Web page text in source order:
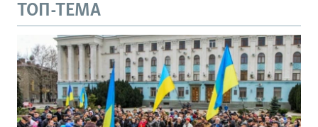
ТОП-ТЕМА